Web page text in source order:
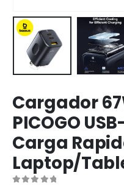
Cargador
PICOGO
Carga
Laptop/